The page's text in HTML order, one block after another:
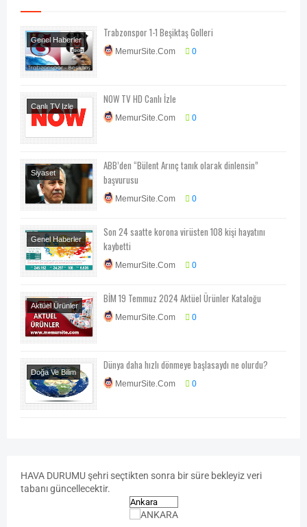
Genel Haberler
Spor
Trabzonspor 1-1 Beşiktaş Golleri
MemurSite.Com 0
Canlı TV Izle
NOW TV HD Canlı İzle
MemurSite.Com 0
Siyaset
ABB’den “Bülent Arınç tanık olarak dinlensin”
başvurusu
MemurSite.Com 0
Genel Haberler
Sağlık
Son 24 saatte korona virüsten 108 kişi hayatını
kaybetti
MemurSite.Com 0
Aktüel Ürünler
BİM 19 Temmuz 2024 Aktüel Ürünler Kataloğu
MemurSite.Com 0
Doğa Ve Bilim
Enteresan Bilgiler
Her Telden
Dünya daha hızlı dönmeye başlasaydı ne olurdu?
MemurSite.Com 0
HAVA DURUMU şehri seçtikten sonra bir süre bekleyiz veri
tabanı güncellecektir.